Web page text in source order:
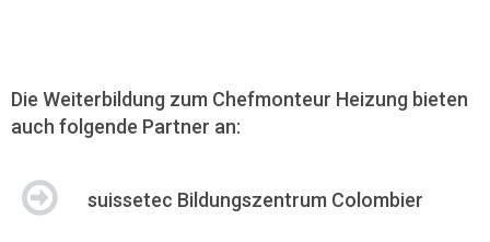
Die Weiterbildung zum Chefmonteur Heizung bieten
auch folgende Partner an:
suissetec Bildungszentrum Colombier